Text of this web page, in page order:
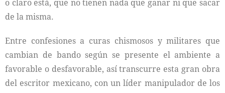
o claro está, que no tienen nada que ganar ni que sacar
de la misma.
Entre confesiones a curas chismosos y militares que
cambian de bando según se presente el ambiente a
favorable o desfavorable, así transcurre esta gran obra
del escritor mexicano, con un líder manipulador de los